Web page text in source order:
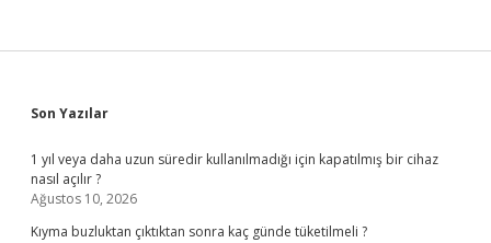
Sidebar
Son Yazılar
1 yıl veya daha uzun süredir kullanılmadığı için kapatılmış bir cihaz
nasıl açılır ?
Ağustos 10, 2026
Kıyma buzluktan çıktıktan sonra kaç günde tüketilmeli ?